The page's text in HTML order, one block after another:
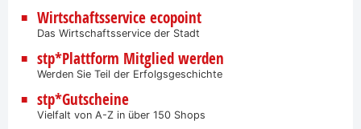
Wirtschaftsservice ecopoint
Das Wirtschaftsservice der Stadt
stp*Plattform Mitglied werden
Werden Sie Teil der Erfolgsgeschichte
stp*Gutscheine
Vielfalt von A-Z in über 150 Shops